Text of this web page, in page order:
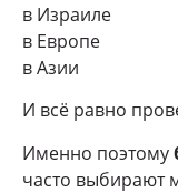
в Израиле
в Европе
в Азии
И всё равно
Именно поэтому
часто выбирают